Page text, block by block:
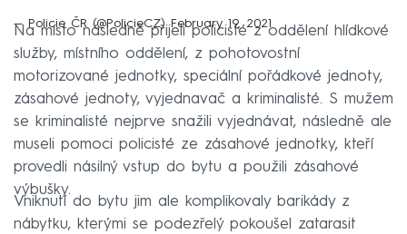
— Policie ČR (@PolicieCZ)February 19, 2021
Na místo následně přijeli policisté z oddělení hlídkové
služby, místního oddělení, z pohotovostní
motorizované jednotky, speciální pořádkové jednoty,
zásahové jednoty, vyjednavač a kriminalisté. S mužem
se kriminalisté nejprve snažili vyjednávat, následně ale
museli pomoci policisté ze zásahové jednotky, kteří
provedli násilný vstup do bytu a použili zásahové
výbušky.
Vniknutí do bytu jim ale komplikovaly barikády z
nábytku, kterými se podezřelý pokoušel zatarasit